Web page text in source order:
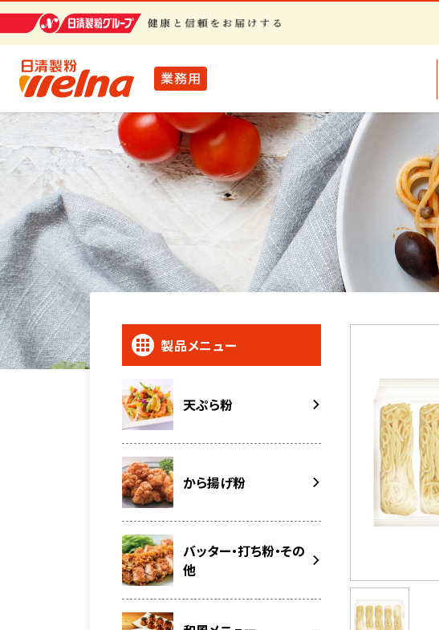
業務用
製品メニュー
天ぷら粉
から揚げ粉
バッター・打ち粉・その
他